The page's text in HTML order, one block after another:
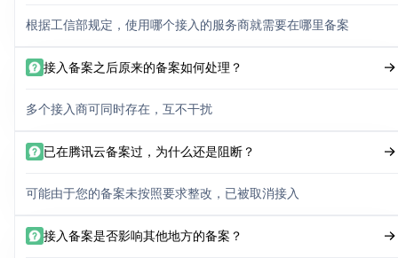
根据工信部规定，使用哪个接入的服务商就需要在哪里备案
接入备案之后原来的备案如何处理？
多个接入商可同时存在，互不干扰
已在腾讯云备案过，为什么还是阻断？
可能由于您的备案未按照要求整改，已被取消接入
接入备案是否影响其他地方的备案？